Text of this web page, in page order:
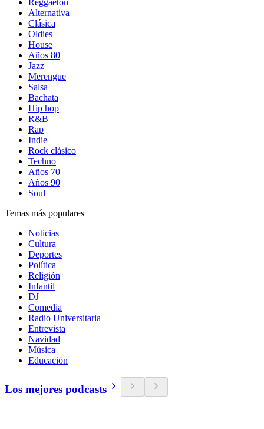
Reggaetón
Alternativa
Clásica
Oldies
House
Años 80
Jazz
Merengue
Salsa
Bachata
Hip hop
R&B
Rap
Indie
Rock clásico
Techno
Años 70
Años 90
Soul
Temas más populares
Noticias
Cultura
Deportes
Política
Religión
Infantil
DJ
Comedia
Radio Universitaria
Entrevista
Navidad
Música
Educación
Los mejores podcasts